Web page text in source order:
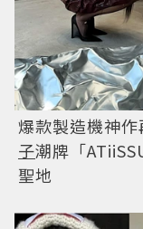
爆款製造機神
子潮牌「
聖地